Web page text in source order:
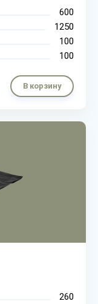
600
1250
100
100
В корзину
260